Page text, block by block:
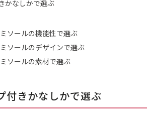
かなしかで選ぶ
ソールの機能性で選ぶ
ソールのデザインで選ぶ
ソールの素材で選ぶ
付きかなしかで選ぶ